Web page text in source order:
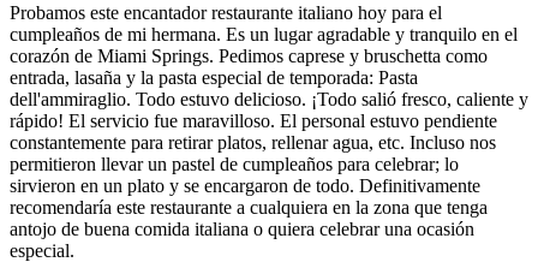
Probamos este encantador restaurante italiano hoy para el
cumpleaños de mi hermana. Es un lugar agradable y tranquilo en el
corazón de Miami Springs. Pedimos caprese y bruschetta como
entrada, lasaña y la pasta especial de temporada: Pasta
dell'ammiraglio. Todo estuvo delicioso. ¡Todo salió fresco, caliente y
rápido! El servicio fue maravilloso. El personal estuvo pendiente
constantemente para retirar platos, rellenar agua, etc. Incluso nos
permitieron llevar un pastel de cumpleaños para celebrar; lo
sirvieron en un plato y se encargaron de todo. Definitivamente
recomendaría este restaurante a cualquiera en la zona que tenga
antojo de buena comida italiana o quiera celebrar una ocasión
especial.